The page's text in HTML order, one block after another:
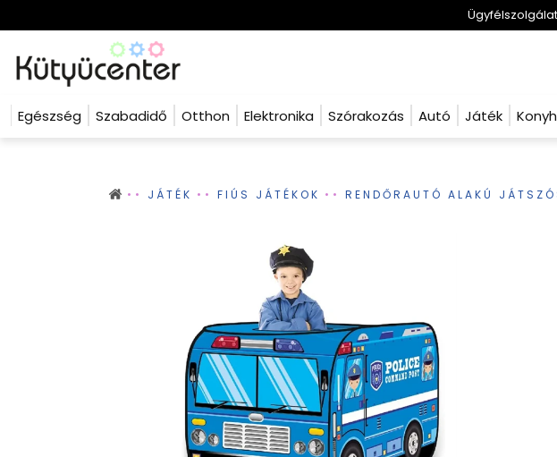
Egészség Szabadidő Otthon Elektronika Szórakozás Autó Játék
JÁTÉK FIÚS JÁTÉKOK RENDŐRAUTÓ ALAKÚ